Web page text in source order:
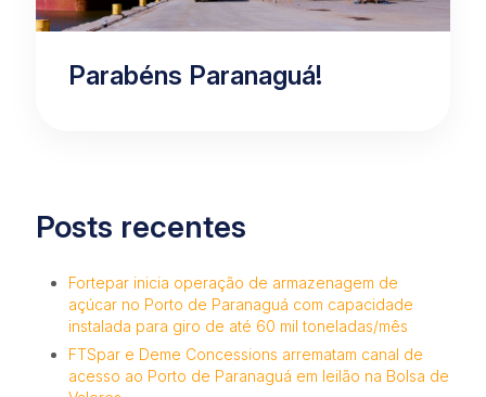
Parabéns Paranaguá!
Posts recentes
Fortepar inicia operação de armazenagem de
açúcar no Porto de Paranaguá com capacidade
instalada para giro de até 60 mil toneladas/mês
FTSpar e Deme Concessions arrematam canal de
acesso ao Porto de Paranaguá em leilão na Bolsa de